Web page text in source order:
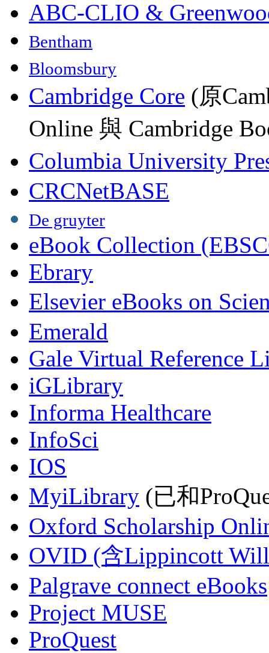
ABC-CLIO &
Bentham
Bloomsbury
Cambridge Core (原
Online 與 Cambridge
Columbia University
CRCNetBASE
De gruyter
eBook Collection
Ebrary
Elsevier eBooks on
Emerald
Gale Virtual Reference
iGLibrary
Informa Healthcare
InfoSci
IOS
MyiLibrary (已和
Oxford Scholarship
OVID (含Lippincott
Palgrave connect eBooks
Project MUSE
ProQuest